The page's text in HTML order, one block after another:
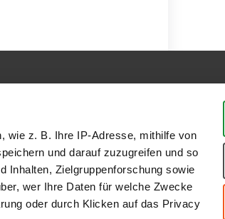
wie z. B. Ihre IP-Adresse, mithilfe von
und darauf zuzugreifen und so
Inhalten, Zielgruppenforschung sowie
wer Ihre Daten für welche Zwecke
oder durch Klicken auf das Privacy